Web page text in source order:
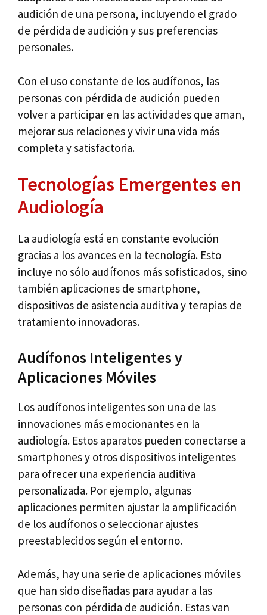
audición de una persona, incluyendo el grado
de pérdida de audición y sus preferencias
personales.
Con el uso constante de los audífonos, las
personas con pérdida de audición pueden
volver a participar en las actividades que aman,
mejorar sus relaciones y vivir una vida más
completa y satisfactoria.
Tecnologías Emergentes en
Audiología
La audiología está en constante evolución
gracias a los avances en la tecnología. Esto
incluye no sólo audífonos más sofisticados, sino
también aplicaciones de smartphone,
dispositivos de asistencia auditiva y terapias de
tratamiento innovadoras.
Audífonos Inteligentes y
Aplicaciones Móviles
Los audífonos inteligentes son una de las
innovaciones más emocionantes en la
audiología. Estos aparatos pueden conectarse a
smartphones y otros dispositivos inteligentes
para ofrecer una experiencia auditiva
personalizada. Por ejemplo, algunas
aplicaciones permiten ajustar la amplificación
de los audífonos o seleccionar ajustes
preestablecidos según el entorno.
Además, hay una serie de aplicaciones móviles
que han sido diseñadas para ayudar a las
personas con pérdida de audición. Estas van